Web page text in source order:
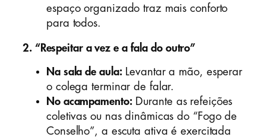
espaço organizado traz mais conforto
para todos.
2. “Respeitar a vez e a fala do outro”
Na sala de aula:Levantar a mão, esperar
o colega terminar de falar.
No acampamento:Durante as refeições
coletivas ou nas dinâmicas do “Fogo de
Conselho”, a escuta ativa é exercitada